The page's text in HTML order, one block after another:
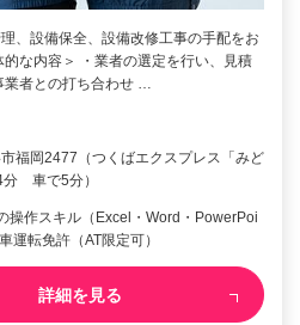
、設備保全、設備改修工事の手配をお
な内容＞ ・業者の選定を行い、見積
業者との打ち合わせ …
福岡2477（つくばエクスプレス「みど
分 車で5分）
作スキル（Excel・Word・PowerPoi
転免許（AT限定可）
詳細を見る